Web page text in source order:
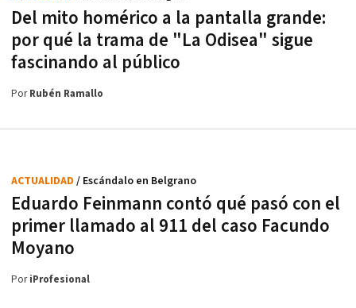
Del mito homérico a la pantalla grande:
por qué la trama de "La Odisea" sigue
fascinando al público
PorRubén Ramallo
Eduardo Feinmann contó qué pasó con el
primer llamado al 911 del caso Facundo
Moyano
ACTUALIDAD / Escándalo en Belgrano
PoriProfesional